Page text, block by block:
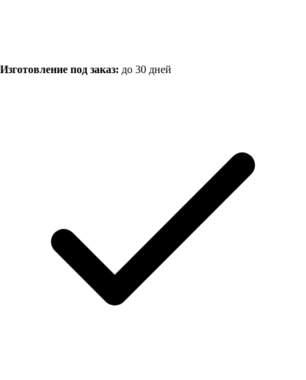
Изготовление под заказ: до 30 дней